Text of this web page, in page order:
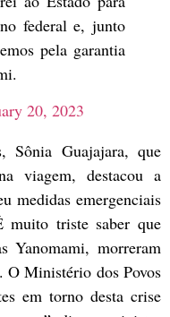
federal e, junto
pela garantia
20, 2023
Sônia Guajajara, que
viagem, destacou a
medidas emergenciais
muito triste saber que
Yanomami, morreram
O Ministério dos Povos
em torno desta crise